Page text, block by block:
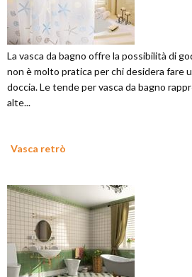
La vasca da bagno offre la possibilità di
non è molto pratica per chi desidera fare
doccia. Le tende per vasca da bagno
alte...
Vasca retrò